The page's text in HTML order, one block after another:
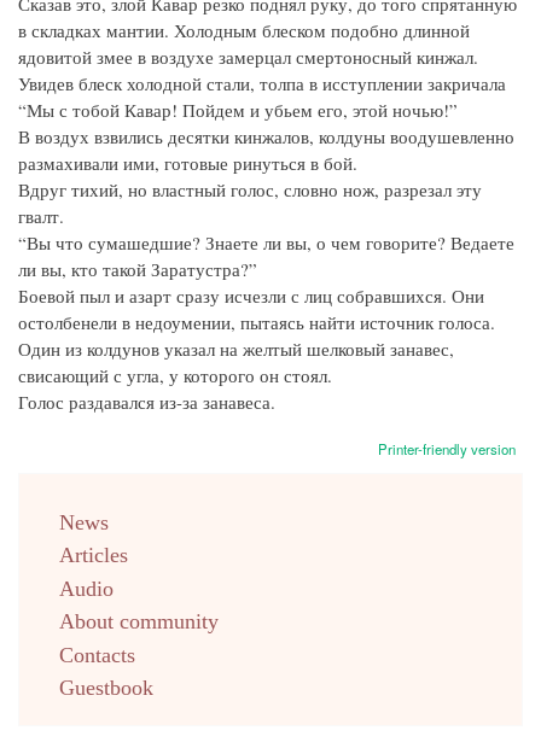
в складках мантии. Холодным блеском подобно длинной
ядовитой змее в воздухе замерцал смертоносный кинжал.
Увидев блеск холодной стали, толпа в исступлении закричала
“Мы с тобой Кавар! Пойдем и убьем его, этой ночью!”
В воздух взвились десятки кинжалов, колдуны воодушевленно
размахивали ими, готовые ринуться в бой.
Вдруг тихий, но властный голос, словно нож, разрезал эту
гвалт.
“Вы что сумашедшие? Знаете ли вы, о чем говорите? Ведаете
ли вы, кто такой Заратустра?”
Боевой пыл и азарт сразу исчезли с лиц собравшихся. Они
остолбенели в недоумении, пытаясь найти источник голоса.
Один из колдунов указал на желтый шелковый занавес,
свисающий с угла, у которого он стоял.
Голос раздавался из-за занавеса.
Printer-friendly version
english
News
Articles
Audio
About community
Contacts
Guestbook